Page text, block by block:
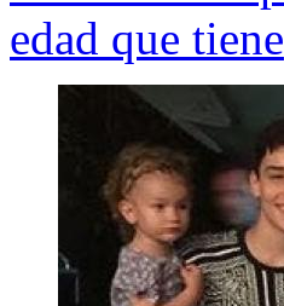
edad que tiene